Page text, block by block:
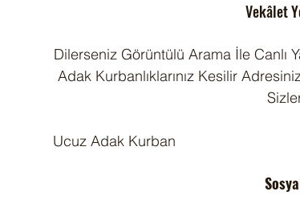
Vekâlet
Dilerseniz Görüntülü Arama İle Canlı
Adak Kurbanlıklarınız Kesilir
Ucuz Adak Kurban